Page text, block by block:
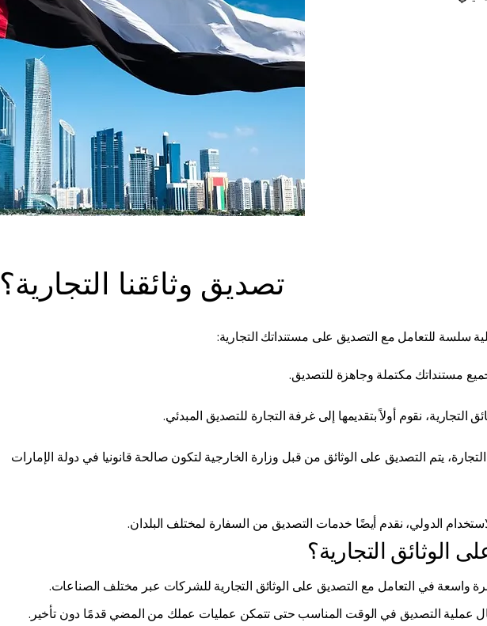
تصديق وثائقنا التجارية؟
مستنداتك مكتملة وجاهزة للتصديق.
التجارية، نقوم أولاً بتقديمها إلى غرفة التجارة للتصديق المبدئي.
يتم التصديق على الوثائق من قبل وزارة الخارجية لتكون صالحة قانونيا في دولة الإمارات
الدولي، نقدم أيضًا خدمات التصديق من السفارة لمختلف البلدان.
الوثائق التجارية؟
واسعة في التعامل مع التصديق على الوثائق التجارية للشركات عبر مختلف الصناعات.
عملية التصديق في الوقت المناسب حتى تتمكن عمليات عملك من المضي قدمًا دون تأخير.